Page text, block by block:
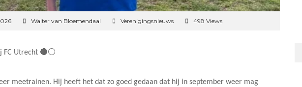
Walter van Bloemendaal Verenigingsnieuws 498 Views
FC Utrecht 🔴⚪️
meetrainen. Hij heeft het dat zo goed gedaan dat hij in september weer mag